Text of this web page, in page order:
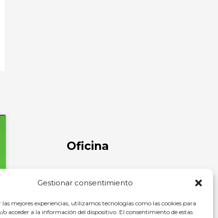
Gestionar consentimiento
las mejores experiencias, utilizamos tecnologías como las cookies para
o acceder a la información del dispositivo. El consentimiento de estas
Oficina
C/ Comandante Díaz Trayter, 67 35600